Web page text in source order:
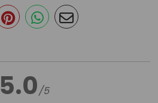
5.0/5